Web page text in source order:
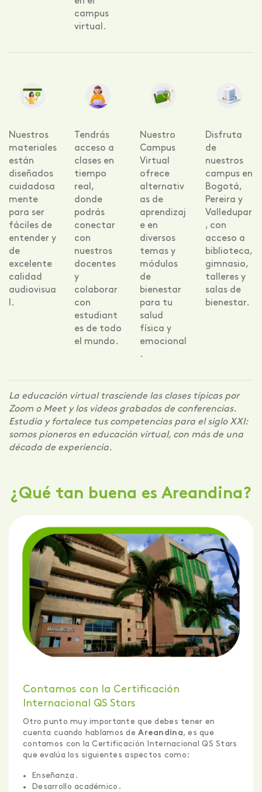
campus
virtual.
Nuestros
materiales
están
diseñados
cuidadosa
mente
para ser
fáciles de
entender y
de
excelente
calidad
audiovisua
l.
Tendrás
acceso a
clases en
tiempo
real,
donde
podrás
conectar
con
nuestros
docentes
y
colaborar
con
estudiant
es de todo
el mundo.
Nuestro
Campus
Virtual
ofrece
alternativ
as de
aprendizaj
e en
diversos
temas y
módulos
de
bienestar
para tu
salud
física y
emocional
.
Disfruta
de
nuestros
campus en
Bogotá,
Pereira y
Valledupar
, con
acceso a
biblioteca,
gimnasio,
talleres y
salas de
bienestar.
La educación virtual trasciende las clases típicas por
Zoom o Meet y los videos grabados de conferencias.
Estudia y fortalece tus competencias para el siglo XXI:
somos pioneros en educación virtual, con más de una
década de experiencia.
¿Qué tan buena es Areandina?
Contamos con la Certificación
Internacional QS Stars
Otro punto muy importante que debes tener en
cuenta cuando hablamos deAreandina, es que
contamos con la Certificación Internacional QS Stars
que evalúa los siguientes aspectos como:
Enseñanza.
Desarrollo académico.